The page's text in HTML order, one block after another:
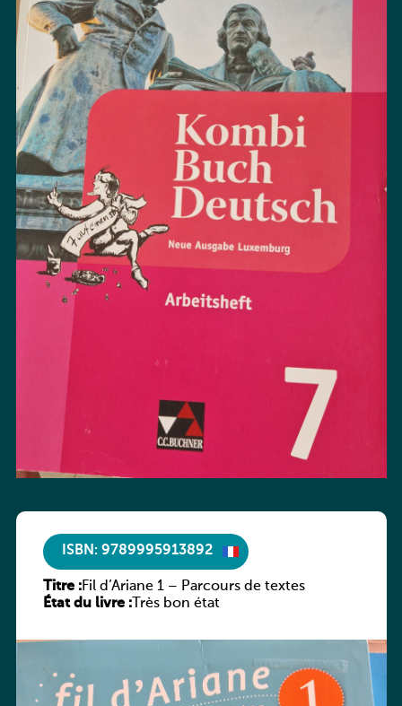
ISBN: 9789995913892
Titre :Fil d’Ariane 1 – Parcours de textes
État du livre :Très bon état